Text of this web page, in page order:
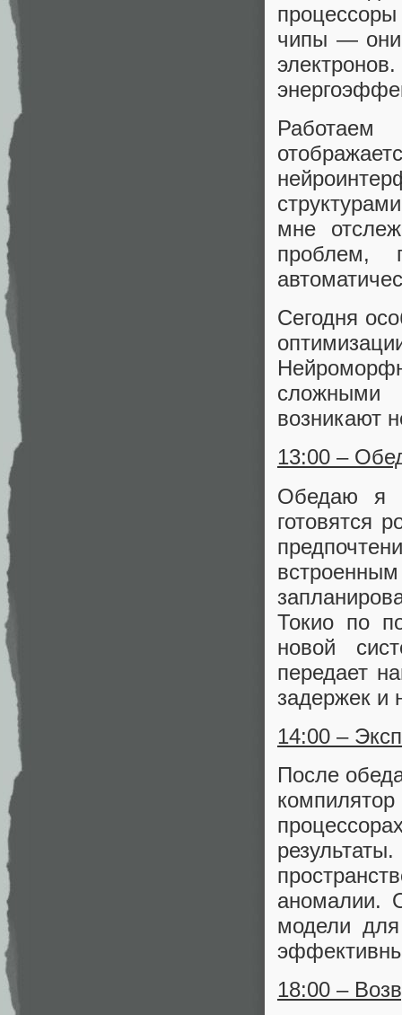
чипы — они
Работаем
мне
проблем,
Сегодня
сложными
возникают
13:00 –
Обедаю я
готовятся
Токио по
новой
передает
задержек и
14:00 –
После
аномалии.
модели
18:00 –